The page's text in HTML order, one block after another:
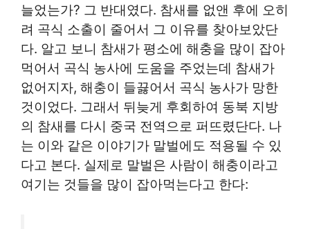
늘었는가? 그 반대였다. 참새를 없앤 후에 오히
려 곡식 소출이 줄어서 그 이유를 찾아보았단
다. 알고 보니 참새가 평소에 해충을 많이 잡아
먹어서 곡식 농사에 도움을 주었는데 참새가
없어지자, 해충이 들끓어서 곡식 농사가 망한
것이었다. 그래서 뒤늦게 후회하여 동북 지방
의 참새를 다시 중국 전역으로 퍼뜨렸단다. 나
는 이와 같은 이야기가 말벌에도 적용될 수 있
다고 본다. 실제로 말벌은 사람이 해충이라고
여기는 것들을 많이 잡아먹는다고 한다: